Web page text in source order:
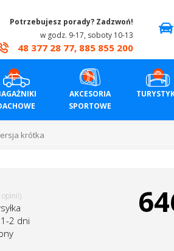
Potrzebujesz porady? Zadzwoń!
w godz. 9-17, soboty 10-13
48 377 28 77, 885 855 200
AKCESORIA
SPORTOWE
krótka
opinii)
1-2 dni